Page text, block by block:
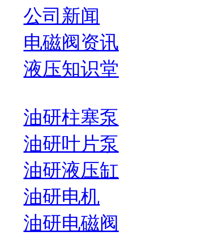
公司新闻
电磁阀资讯
液压知识堂
油研柱塞泵
油研叶片泵
油研液压缸
油研电机
油研电磁阀